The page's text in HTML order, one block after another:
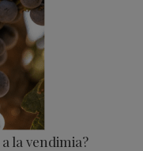
la vendimia?